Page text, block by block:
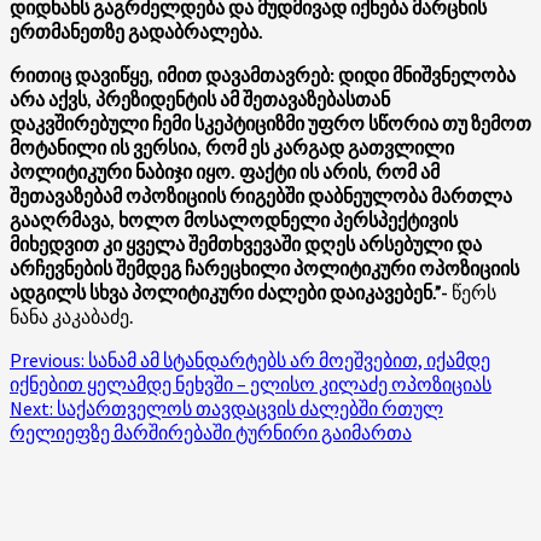
დიდხანს გაგრძელდება და მუდმივად იქნება მარცხის
ერთმანეთზე გადაბრალება.
რითიც დავიწყე, იმით დავამთავრებ: დიდი მნიშვნელობა
არა აქვს, პრეზიდენტის ამ შეთავაზებასთან
დაკვშირებული ჩემი სკეპტიციზმი უფრო სწორია თუ ზემოთ
მოტანილი ის ვერსია, რომ ეს კარგად გათვლილი
პოლიტიკური ნაბიჯი იყო. ფაქტი ის არის, რომ ამ
შეთავაზებამ ოპოზიციის რიგებში დაბნეულობა მართლა
გააღრმავა, ხოლო მოსალოდნელი პერსპექტივის
მიხედვით კი ყველა შემთხვევაში დღეს არსებული და
არჩევნების შემდეგ ჩარეცხილი პოლიტიკური ოპოზიციის
ადგილს სხვა პოლიტიკური ძალები დაიკავებენ.”- წერს
ნანა კაკაბაძე.
Post
navigation
Previous: სანამ ამ სტანდარტებს არ მოეშვებით, იქამდე
იქნებით ყელამდე ნეხვში – ელისო კილაძე ოპოზიციას
Next: საქართველოს თავდაცვის ძალებში რთულ
რელიეფზე მარშირებაში ტურნირი გაიმართა